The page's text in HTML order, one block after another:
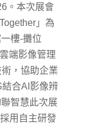
。本次展會
」為
樓-攤位
端影像管理
，協助企業
合AI影像辨
智慧此次展
用自主研發